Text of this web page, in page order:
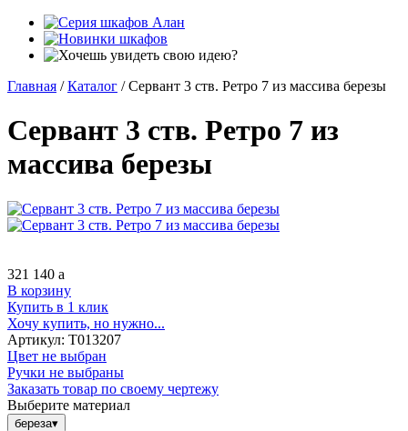
Главная / Каталог / Сервант 3 ств. Ретро 7 из массива березы
Сервант 3 ств. Ретро 7 из
массива березы
321 140 a
В корзину
Купить в 1 клик
Хочу купить, но нужно...
Артикул: Т013207
Цвет не выбран
Ручки не выбраны
Заказать товар по своему чертежу
Выберите материал
береза▾